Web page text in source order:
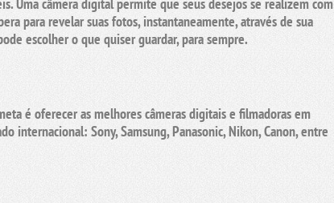
para revelar suas fotos, instantaneamente, através de sua
escolher o que quiser guardar, para sempre.
é oferecer as melhorescâmeras digitais e filmadorasem
internacional: Sony, Samsung, Panasonic,Nikon, Canon,entre